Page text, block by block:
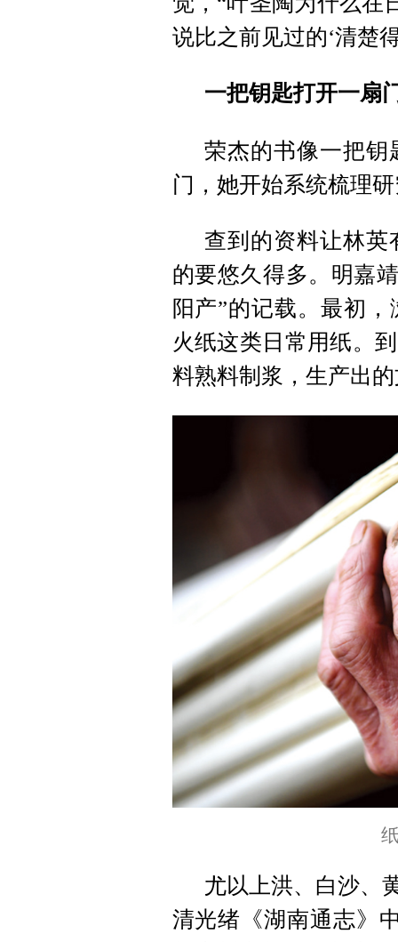
说比之前见过的‘清楚
一把钥匙打开一扇
荣杰的书像一把钥
门，她开始系统梳理
查到的资料让林
的要悠久得多。明嘉
阳产”的记载。最初
火纸这类日常用纸。
料熟料制浆，生产出
尤以上洪、白沙、
清光绪《湖南通志》